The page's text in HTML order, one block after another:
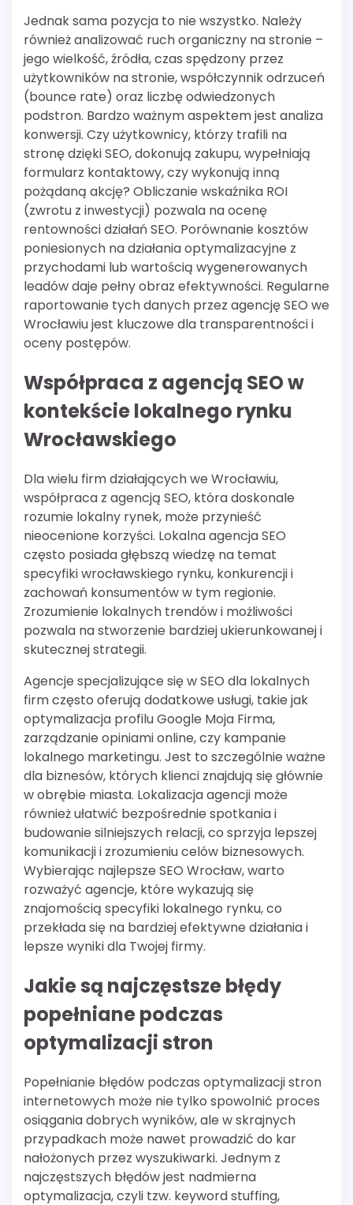
Jednak sama pozycja to nie wszystko. Należy
również analizować ruch organiczny na stronie –
jego wielkość, źródła, czas spędzony przez
użytkowników na stronie, współczynnik odrzuceń
(bounce rate) oraz liczbę odwiedzonych
podstron. Bardzo ważnym aspektem jest analiza
konwersji. Czy użytkownicy, którzy trafili na
stronę dzięki SEO, dokonują zakupu, wypełniają
formularz kontaktowy, czy wykonują inną
pożądaną akcję? Obliczanie wskaźnika ROI
(zwrotu z inwestycji) pozwala na ocenę
rentowności działań SEO. Porównanie kosztów
poniesionych na działania optymalizacyjne z
przychodami lub wartością wygenerowanych
leadów daje pełny obraz efektywności. Regularne
raportowanie tych danych przez agencję SEO we
Wrocławiu jest kluczowe dla transparentności i
oceny postępów.
Współpraca z agencją SEO w
kontekście lokalnego rynku
Wrocławskiego
Dla wielu firm działających we Wrocławiu,
współpraca z agencją SEO, która doskonale
rozumie lokalny rynek, może przynieść
nieocenione korzyści. Lokalna agencja SEO
często posiada głębszą wiedzę na temat
specyfiki wrocławskiego rynku, konkurencji i
zachowań konsumentów w tym regionie.
Zrozumienie lokalnych trendów i możliwości
pozwala na stworzenie bardziej ukierunkowanej i
skutecznej strategii.
Agencje specjalizujące się w SEO dla lokalnych
firm często oferują dodatkowe usługi, takie jak
optymalizacja profilu Google Moja Firma,
zarządzanie opiniami online, czy kampanie
lokalnego marketingu. Jest to szczególnie ważne
dla biznesów, których klienci znajdują się głównie
w obrębie miasta. Lokalizacja agencji może
również ułatwić bezpośrednie spotkania i
budowanie silniejszych relacji, co sprzyja lepszej
komunikacji i zrozumieniu celów biznesowych.
Wybierając najlepsze SEO Wrocław, warto
rozważyć agencje, które wykazują się
znajomością specyfiki lokalnego rynku, co
przekłada się na bardziej efektywne działania i
lepsze wyniki dla Twojej firmy.
Jakie są najczęstsze błędy
popełniane podczas
optymalizacji stron
Popełnianie błędów podczas optymalizacji stron
internetowych może nie tylko spowolnić proces
osiągania dobrych wyników, ale w skrajnych
przypadkach może nawet prowadzić do kar
nałożonych przez wyszukiwarki. Jednym z
najczęstszych błędów jest nadmierna
optymalizacja, czyli tzw. keyword stuffing,